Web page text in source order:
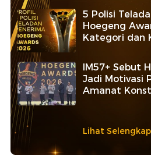
5 Polisi
Hoegeng
Kategori dan
IM57+ Sebut
Jadi Motivasi
Amanat
Lihat